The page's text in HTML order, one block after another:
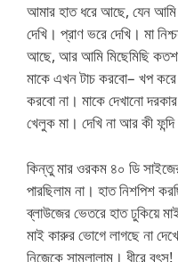
আমার হাত ধরে আছে, যেন আমি
দেখি। প্রাণ ভরে দেখি। মা
আছে, আর আমি মিছেমিছি
মাকে এখন টাচ করবো– খপ করে
করবো না। মাকে দেখানো
খেলুক মা। দেখি না আর কী
কিন্তু মার ওরকম ৪০ ডি
পারছিলাম না। হাত নিশপিশ
ব্লাউজের ভেতরে হাত ঢুকিয়ে
মাই কারুর ভোগে লাগছে না
নিজেকে সামলালাম। ধীরে বৎস!